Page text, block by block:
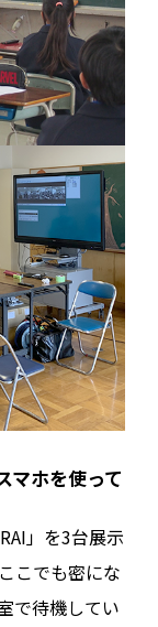
マホを使って
」を3台展示
こでも密にな
で待機してい